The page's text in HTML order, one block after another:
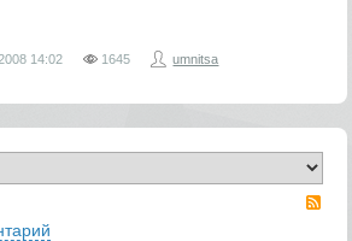
14:02 1645 umnitsa